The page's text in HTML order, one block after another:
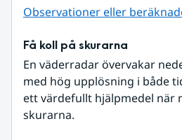
Observationer eller
Få koll på skurarna
En väderradar övervakar
med hög upplösning i både
ett värdefullt hjälpmedel när
skurarna.